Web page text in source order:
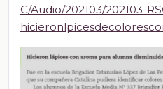
C/Audio/202103/202103-